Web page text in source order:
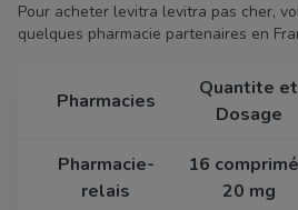
Pour acheter levitra levitra pas cher,
quelques pharmacie partenaires en
Pharmacies
Quantite et
Dosage
Pharmacie-
relais
16
20 mg